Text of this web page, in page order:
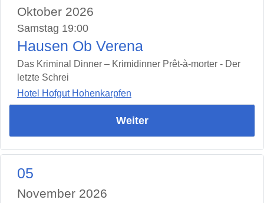
Oktober 2026
Samstag 19:00
Hausen Ob Verena
Das Kriminal Dinner – Krimidinner Prêt-à-morter - Der
letzte Schrei
Hotel Hofgut Hohenkarpfen
Weiter
05
November 2026